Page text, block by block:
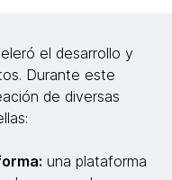
el desarrollo y
Durante este
de diversas
una plataforma